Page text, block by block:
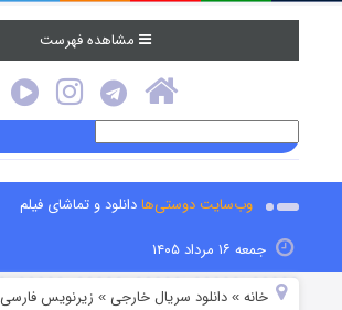
مشاهده فهرست
وب‌سایت دوستی‌هادانلود و تماشای فیلم
جمعه ۱۶ مرداد ۱۴۰۵
خانه »دانلود سریال خارجی » زیرنویس فارسی